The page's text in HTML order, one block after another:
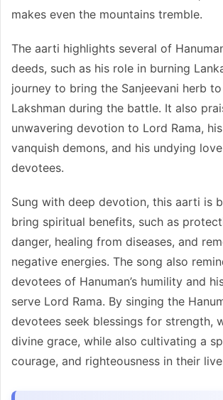
makes even the mountains tremble.
The aarti highlights several of
deeds, such as his role in burning
journey to bring the Sanjeevani herb
Lakshman during the battle. It also
unwavering devotion to Lord Rama,
vanquish demons, and his undying
devotees.
Sung with deep devotion, this aarti is
bring spiritual benefits, such as
danger, healing from diseases, and
negative energies. The song also
devotees of Hanuman’s humility and
serve Lord Rama. By singing the
devotees seek blessings for strength,
divine grace, while also cultivating a
courage, and righteousness in their